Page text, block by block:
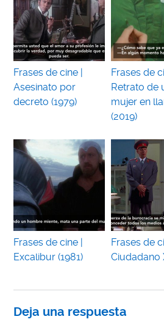
Frases de cine |
Asesinato por
decreto (1979)
Frases de
Retrato de
mujer en
(2019)
Frases de cine |
Excalibur (1981)
Frases de
Ciudadano
Deja una respuesta